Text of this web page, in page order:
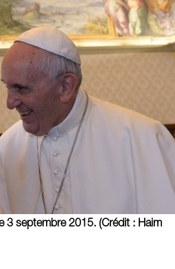
3 septembre 2015. (Crédit : Haim